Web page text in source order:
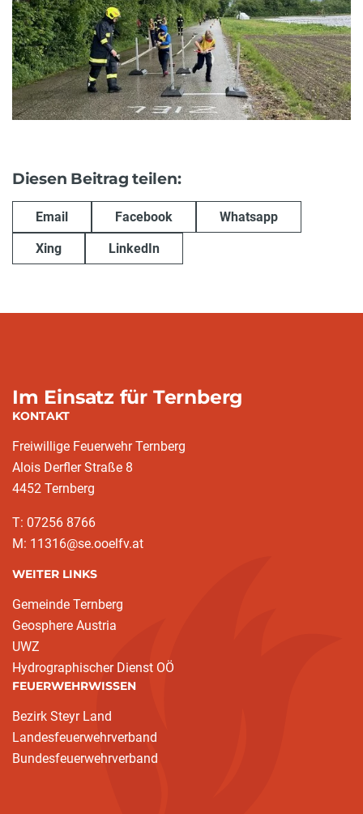
Diesen Beitrag teilen:
Email Facebook Whatsapp
Xing LinkedIn
Im Einsatz für Ternberg
KONTAKT
Freiwillige Feuerwehr Ternberg
Alois Derfler Straße 8
4452 Ternberg
T: 07256 8766
M: 11316@se.ooelfv.at
WEITER LINKS
Gemeinde Ternberg
Geosphere Austria
UWZ
Hydrographischer Dienst OÖ
FEUERWEHRWISSEN
Bezirk Steyr Land
Landesfeuerwehrverband
Bundesfeuerwehrverband